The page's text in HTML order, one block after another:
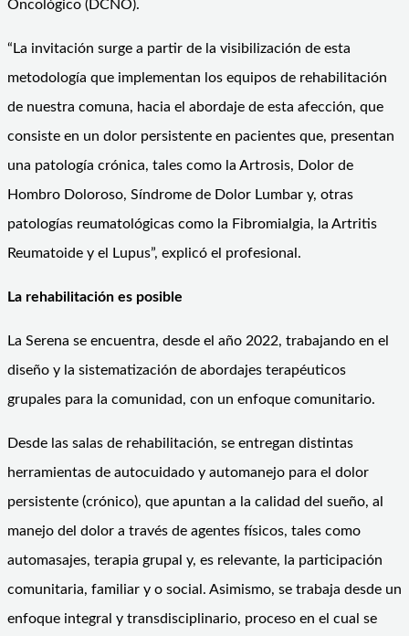
Oncológico (DCNO).
“La invitación surge a partir de la visibilización de esta
metodología que implementan los equipos de rehabilitación
de nuestra comuna, hacia el abordaje de esta afección, que
consiste en un dolor persistente en pacientes que, presentan
una patología crónica, tales como la Artrosis, Dolor de
Hombro Doloroso, Síndrome de Dolor Lumbar y, otras
patologías reumatológicas como la Fibromialgia, la Artritis
Reumatoide y el Lupus”, explicó el profesional.
La rehabilitación es posible
La Serena se encuentra, desde el año 2022, trabajando en el
diseño y la sistematización de abordajes terapéuticos
grupales para la comunidad, con un enfoque comunitario.
Desde las salas de rehabilitación, se entregan distintas
herramientas de autocuidado y automanejo para el dolor
persistente (crónico), que apuntan a la calidad del sueño, al
manejo del dolor a través de agentes físicos, tales como
automasajes, terapia grupal y, es relevante, la participación
comunitaria, familiar y o social. Asimismo, se trabaja desde un
enfoque integral y transdisciplinario, proceso en el cual se